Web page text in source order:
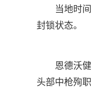
当地时
封锁状态。
恩德沃
头部中枪殉